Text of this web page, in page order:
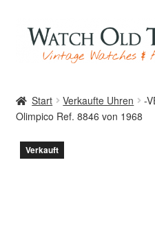
Zur
Navigation
springen
Zum
Inhalt
springen
Uhren
Start Verkaufte Uhren
-
Olimpico Ref. 8846 von 1968
Verkauft